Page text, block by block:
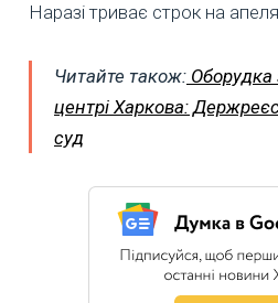
Наразі триває строк на
Читайте також: Оборудка
центрі Харкова:
суд